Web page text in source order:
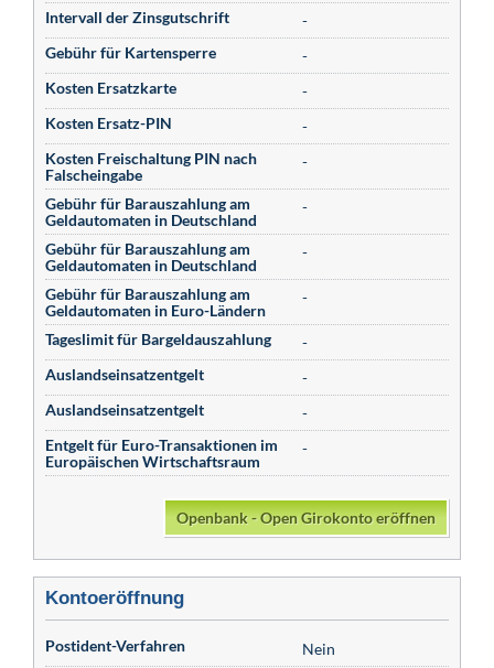
Intervall der Zinsgutschrift
-
Gebühr für Kartensperre
-
Kosten Ersatzkarte
-
Kosten Ersatz-PIN
-
Kosten Freischaltung PIN nach
Falscheingabe
-
Gebühr für Barauszahlung am
Geldautomaten in Deutschland
-
Gebühr für Barauszahlung am
Geldautomaten in Deutschland
-
Gebühr für Barauszahlung am
Geldautomaten in Euro-Ländern
-
Tageslimit für Bargeldauszahlung
-
Auslandseinsatzentgelt
-
Auslandseinsatzentgelt
-
Entgelt für Euro-Transaktionen im
Europäischen Wirtschaftsraum
-
Openbank - Open Girokonto eröffnen
Kontoeröffnung
Postident-Verfahren Nein